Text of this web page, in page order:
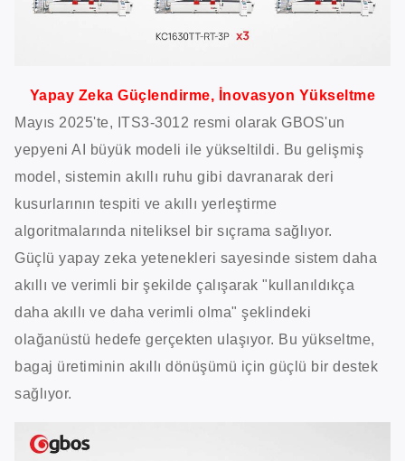
Yapay Zeka Güçlendirme, İnovasyon Yükseltme
Mayıs 2025'te, ITS3-3012 resmi olarak GBOS'un
yepyeni AI büyük modeli ile yükseltildi. Bu gelişmiş
model, sistemin akıllı ruhu gibi davranarak deri
kusurlarının tespiti ve akıllı yerleştirme
algoritmalarında niteliksel bir sıçrama sağlıyor.
Güçlü yapay zeka yetenekleri sayesinde sistem daha
akıllı ve verimli bir şekilde çalışarak "kullanıldıkça
daha akıllı ve daha verimli olma" şeklindeki
olağanüstü hedefe gerçekten ulaşıyor. Bu yükseltme,
bagaj üretiminin akıllı dönüşümü için güçlü bir destek
sağlıyor.